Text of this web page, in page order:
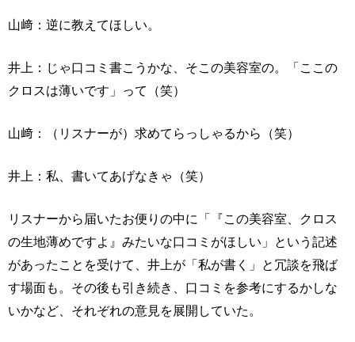
山﨑：逆に教えてほしい。
井上：じゃ口コミ書こうかな、そこの美容室の。「ここの
クロスは薄いです」って（笑）
山﨑：（リスナーが）求めてらっしゃるから（笑）
井上：私、書いてあげなきゃ（笑）
リスナーから届いたお便りの中に「『この美容室、クロス
の生地薄めですよ』みたいな口コミがほしい」という記述
があったことを受けて、井上が「私が書く」と冗談を飛ば
す場面も。その後も引き続き、口コミを参考にするかしな
いかなど、それぞれの意見を展開していた。